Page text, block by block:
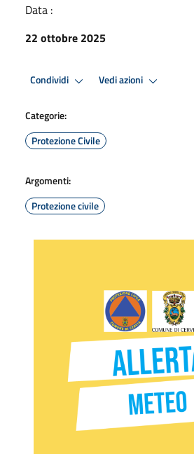
Data :
22 ottobre 2025
Condividi Vedi azioni
Categorie:
Protezione Civile
Argomenti:
Protezione civile